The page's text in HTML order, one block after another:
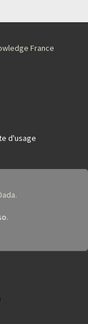
France
d'usage
.